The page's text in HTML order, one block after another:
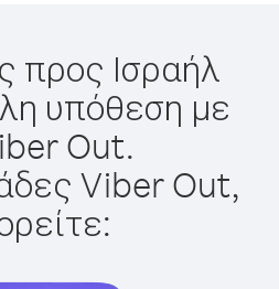
προς Ισραήλ
υπόθεση με
Out.
Viber Out,